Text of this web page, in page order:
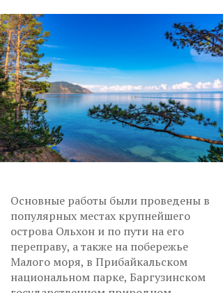
Основные работы были проведены в
популярных местах крупнейшего
острова Ольхон и по пути на его
переправу, а также на побережье
Малого моря, в Прибайкальском
национальном парке, Баргузинском